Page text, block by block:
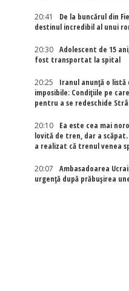
20:41
De la buncărul din
destinul incredibil al unui
20:30
Adolescent de 15
fost transportat la spital
20:25
Iranul anunță o
imposibile: Condițiile pe
pentru a se redeschide
20:10
Ea este cea mai
lovită de tren, dar a
a realizat că trenul venea
20:07
Ambasadoarea
urgență după prăbușirea